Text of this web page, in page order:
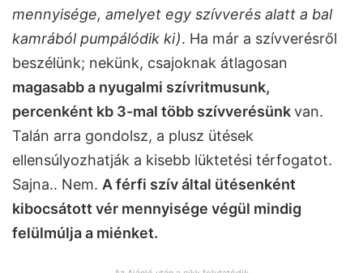
mennyisége, amelyet egy szívverés alatt a bal
kamrából pumpálódik ki). Ha már a szívverésről
beszélünk; nekünk, csajoknak átlagosan
magasabb a nyugalmi szívritmusunk,
percenként kb 3-mal több szívverésünkvan.
Talán arra gondolsz, a plusz ütések
ellensúlyozhatják a kisebb lüktetési térfogatot.
Sajna.. Nem. A férfi szív által ütésenként
kibocsátott vér mennyisége végül mindig
felülmúlja a miénket.